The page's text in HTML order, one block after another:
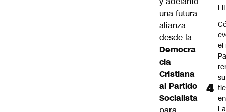
una futura
alianza
desde la
Democra
cia
Cristiana
al Partido
Socialista
el
su